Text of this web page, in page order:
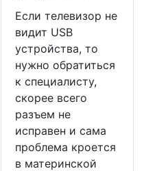
Если телевизор не
видит USB
устройства, то
нужно обратиться
к специалисту,
скорее всего
разъем не
исправен и сама
проблема кроется
в материнской